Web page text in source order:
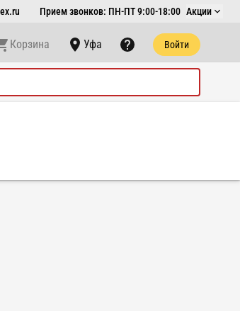
Прием звонков: ПН-ПТ 9:00-18:00 Акции
Корзина Уфа Войти